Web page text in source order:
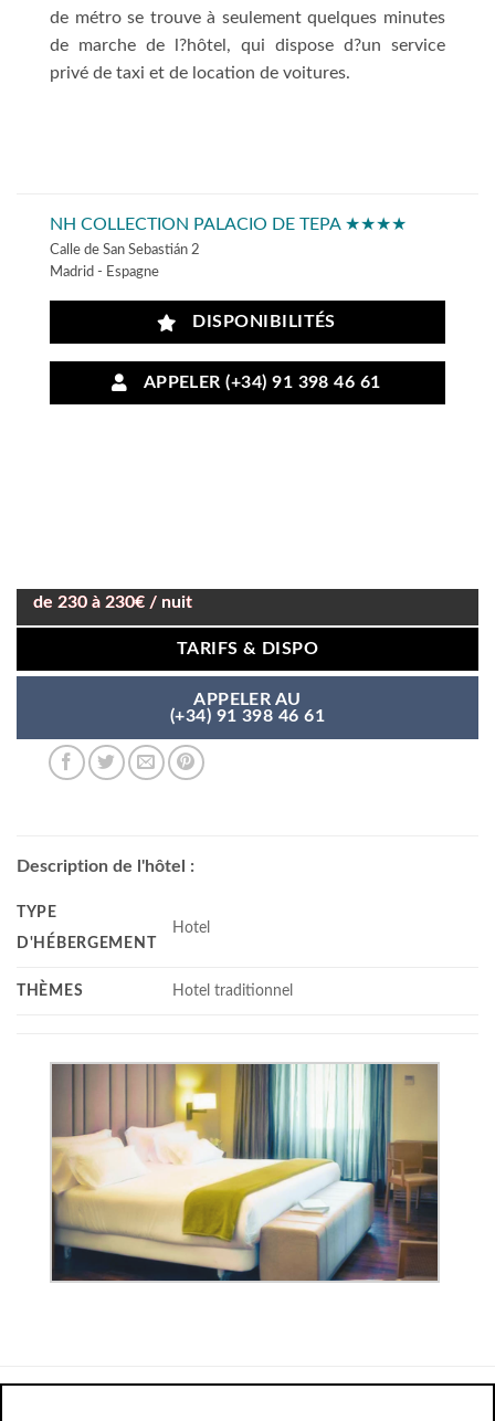
de métro se trouve à seulement quelques minutes
de marche de l?hôtel, qui dispose d?un service
privé de taxi et de location de voitures.
NH COLLECTION PALACIO DE TEPA ★★★★
Calle de San Sebastián 2
Madrid - Espagne
DISPONIBILITÉS
APPELER (+34) 91 398 46 61
de 230 à 230€ / nuit
TARIFS & DISPO
APPELER AU
(+34) 91 398 46 61
Description de l'hôtel :
TYPE
D'HÉBERGEMENT
Hotel
THÈMES Hotel traditionnel